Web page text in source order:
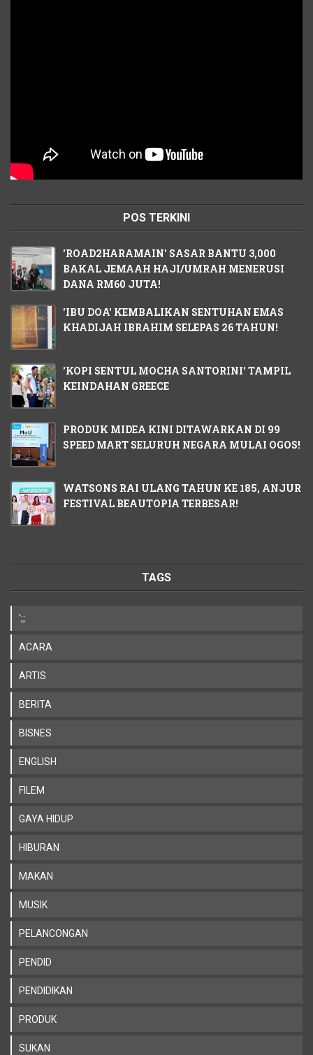
POS TERKINI
'ROAD2HARAMAIN' SASAR BANTU 3,000
BAKAL JEMAAH HAJI/UMRAH MENERUSI
DANA RM60 JUTA!
'IBU DOA' KEMBALIKAN SENTUHAN EMAS
KHADIJAH IBRAHIM SELEPAS 26 TAHUN!
'KOPI SENTUL MOCHA SANTORINI' TAMPIL
KEINDAHAN GREECE
PRODUK MIDEA KINI DITAWARKAN DI 99
SPEED MART SELURUH NEGARA MULAI OGOS!
WATSONS RAI ULANG TAHUN KE 185, ANJUR
FESTIVAL BEAUTOPIA TERBESAR!
TAGS
';;
ACARA
ARTIS
BERITA
BISNES
ENGLISH
FILEM
GAYA HIDUP
HIBURAN
MAKAN
MUSIK
PELANCONGAN
PENDID
PENDIDIKAN
PRODUK
SUKAN